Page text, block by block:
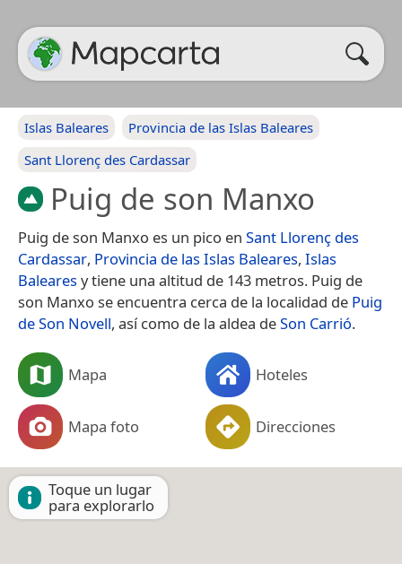
Islas Baleares
Provincia de las Islas Baleares
Sant Llorenç des Cardassar
Puig de son Manxo
Puig de son Manxo es un pico en Sant Llorenç des
Cardassar, Provincia de las Islas Baleares, Islas
Balearesy tiene una altitud de 143 metros. Puig de
son Manxo se encuentra cerca de la localidad de Puig
de Son Novell, así como de la aldea deSon Carrió.
Mapa Hoteles
Mapa foto Direcciones
Toque un lugar
para explorarlo